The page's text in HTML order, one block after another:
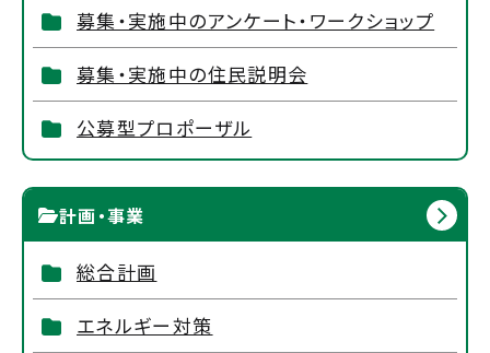
募集・実施中のアンケート・ワークショップ
募集・実施中の住民説明会
公募型プロポーザル
計画・事業
総合計画
エネルギー対策